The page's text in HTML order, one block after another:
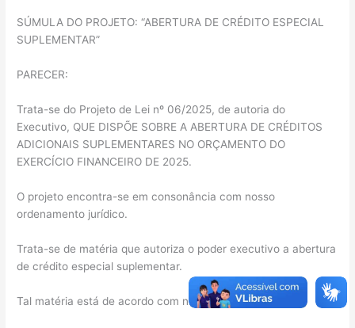
SÚMULA DO PROJETO: “ABERTURA DE CRÉDITO ESPECIAL
SUPLEMENTAR”
PARECER:
Trata-se do Projeto de Lei nº 06/2025, de autoria do
Executivo, QUE DISPÕE SOBRE A ABERTURA DE CRÉDITOS
ADICIONAIS SUPLEMENTARES NO ORÇAMENTO DO
EXERCÍCIO FINANCEIRO DE 2025.
O projeto encontra-se em consonância com nosso
ordenamento jurídico.
Trata-se de matéria que autoriza o poder executivo a abertura
de crédito especial suplementar.
Tal matéria está de acordo com nossas leis vigentes.